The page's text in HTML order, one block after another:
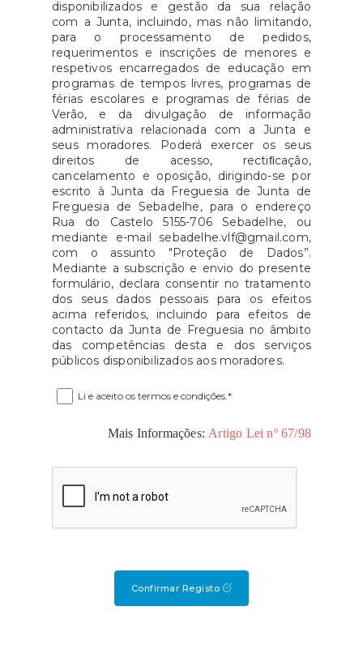
disponibilizados e gestão da sua relação
com a Junta, incluindo, mas não limitando,
para o processamento de pedidos,
requerimentos e inscrições de menores e
respetivos encarregados de educação em
programas de tempos livres, programas de
férias escolares e programas de férias de
Verão, e da divulgação de informação
administrativa relacionada com a Junta e
seus moradores. Poderá exercer os seus
direitos de acesso, rectiﬁcação,
cancelamento e oposição, dirigindo-se por
escrito à Junta da Freguesia de Junta de
Freguesia de Sebadelhe, para o endereço
Rua do Castelo 5155-706 Sebadelhe, ou
mediante e-mail sebadelhe.vlf@gmail.com,
com o assunto "Proteção de Dados”.
Mediante a subscrição e envio do presente
formulário, declara consentir no tratamento
dos seus dados pessoais para os efeitos
acima referidos, incluindo para efeitos de
contacto da Junta de Freguesia no âmbito
das competências desta e dos serviços
públicos disponibilizados aos moradores.
Li e aceito os termos e condições.*
Mais Informações: Artigo Lei nº 67/98
Confirmar Registo